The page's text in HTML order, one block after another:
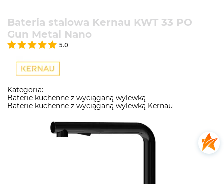
Bateria stalowa Kernau KWT 33 PO
Gun Metal Nano
5.0
Kategoria:
Baterie kuchenne z wyciąganą wylewką
Baterie kuchenne z wyciąganą wylewką Kernau